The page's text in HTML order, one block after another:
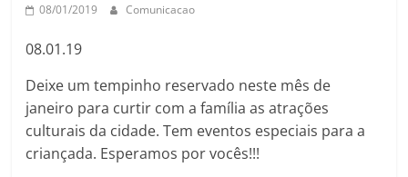
08/01/2019 Comunicacao
08.01.19
Deixe um tempinho reservado neste mês de
janeiro para curtir com a família as atrações
culturais da cidade. Tem eventos especiais para a
criançada. Esperamos por vocês!!!